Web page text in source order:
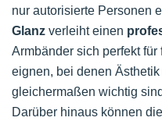
nur autorisierte Personen
Glanz verleiht einen
Armbänder sich perfekt
eignen, bei denen
gleichermaßen wichtig
Darüber hinaus können